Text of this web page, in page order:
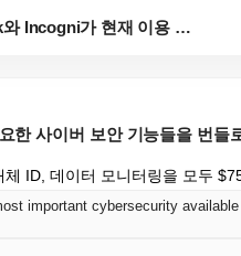
Surfshark와 Incogni가 현재 이용 가능한 ...
사이버 보안 기능들을 번들
ID, 데이터 모니터링을 모두
important cybersecurity